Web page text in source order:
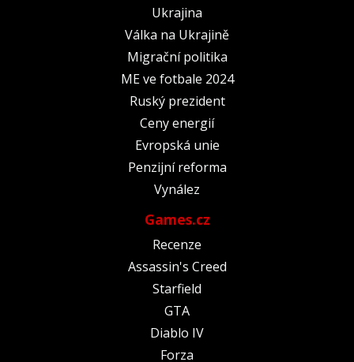
Ukrajina
Válka na Ukrajině
Migrační politika
ME ve fotbale 2024
Ruský prezident
Ceny energií
Evropská unie
Penzijní reforma
Vynález
Games.cz
Recenze
Assassin's Creed
Starfield
GTA
Diablo IV
Forza